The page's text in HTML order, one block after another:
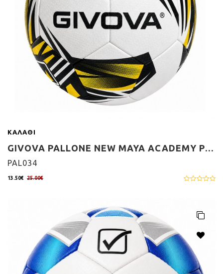
ΚΑΛΆΘΙ
GIVOVA PALLONE NEW MAYA ACADEMY PRO TECH
PAL034
13.50€ 25.00€